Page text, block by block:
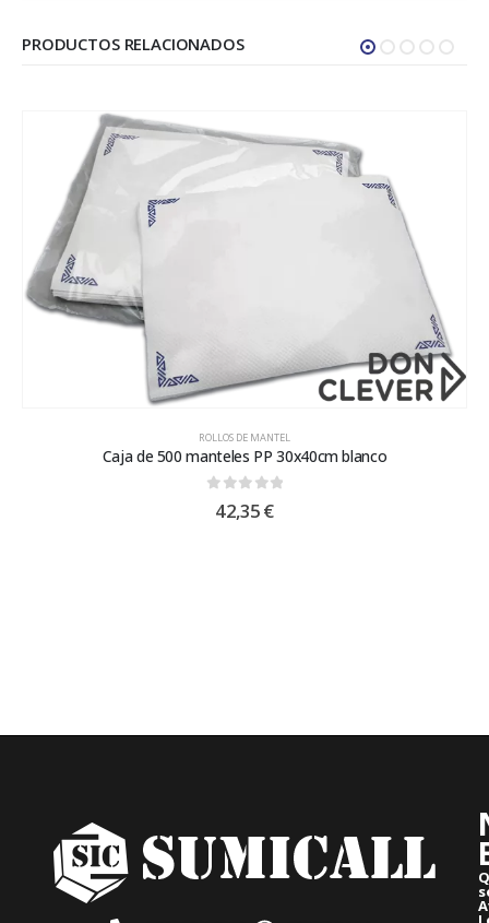
PRODUCTOS RELACIONADOS
ROLLOS DE MANTEL
Caja de 500 manteles PP 30x40cm blanco
out of 5
42,35€